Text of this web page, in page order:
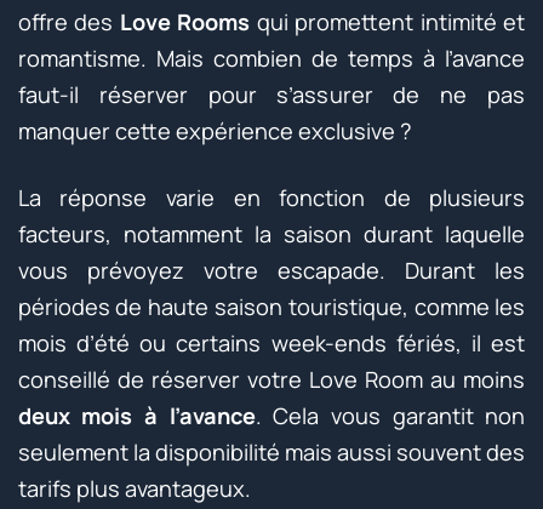
offre des Love Rooms qui promettent intimité et
romantisme. Mais combien de temps à l’avance
faut-il réserver pour s’assurer de ne pas
manquer cette expérience exclusive ?
La réponse varie en fonction de plusieurs
facteurs, notamment la saison durant laquelle
vous prévoyez votre escapade. Durant les
périodes de haute saison touristique, comme les
mois d’été ou certains week-ends fériés, il est
conseillé de réserver votre Love Room au moins
deux mois à l’avance. Cela vous garantit non
seulement la disponibilité mais aussi souvent des
tarifs plus avantageux.